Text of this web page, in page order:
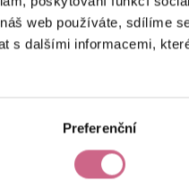
web používáte, sdílíme
s dalšími informacemi,
Preferenční